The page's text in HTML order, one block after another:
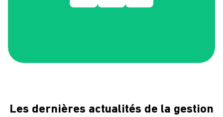
Les dernières actualités de la gestion